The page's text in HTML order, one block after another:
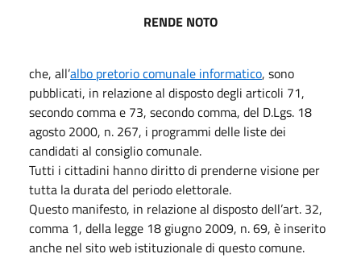
RENDE NOTO
che, all’albo pretorio comunale informatico, sono
pubblicati, in relazione al disposto degli articoli 71,
secondo comma e 73, secondo comma, del D.Lgs. 18
agosto 2000, n. 267, i programmi delle liste dei
candidati al consiglio comunale.
Tutti i cittadini hanno diritto di prenderne visione per
tutta la durata del periodo elettorale.
Questo manifesto, in relazione al disposto dell’art. 32,
comma 1, della legge 18 giugno 2009, n. 69, è inserito
anche nel sito web istituzionale di questo comune.